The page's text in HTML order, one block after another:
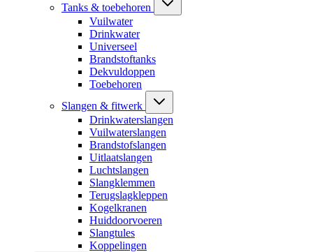
Tanks & toebehoren
Vuilwater
Drinkwater
Universeel
Brandstoftanks
Dekvuldoppen
Toebehoren
Slangen & fitwerk
Drinkwaterslangen
Vuilwaterslangen
Brandstofslangen
Uitlaatslangen
Luchtslangen
Slangklemmen
Terugslagkleppen
Kogelkranen
Huiddoorvoeren
Slangtules
Koppelingen